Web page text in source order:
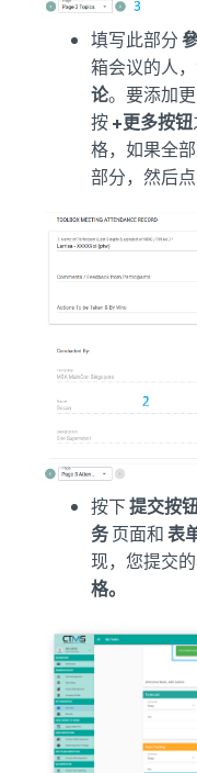
填写此部分
箱会议的人
论。要添加
按+更多按钮
格，如果全
部分，然后
按下提交按
务页面和表
现，您提交
格。